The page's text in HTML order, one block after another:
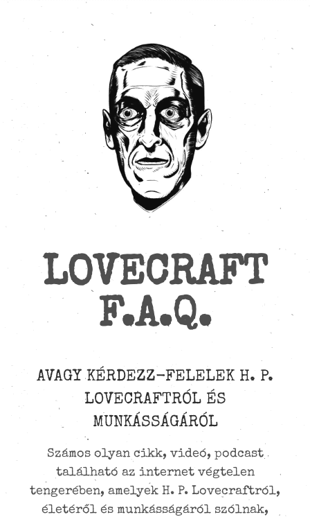
LOVECRAFT
F.A.Q.
AVAGY KÉRDEZZ-FELELEK H. P.
LOVECRAFTRÓL ÉS
MUNKÁSSÁGÁRÓL
Számos olyan cikk, videó, podcast
található az internet végtelen
tengerében, amelyek H. P. Lovecraftról,
életéről és munkásságáról szólnak,